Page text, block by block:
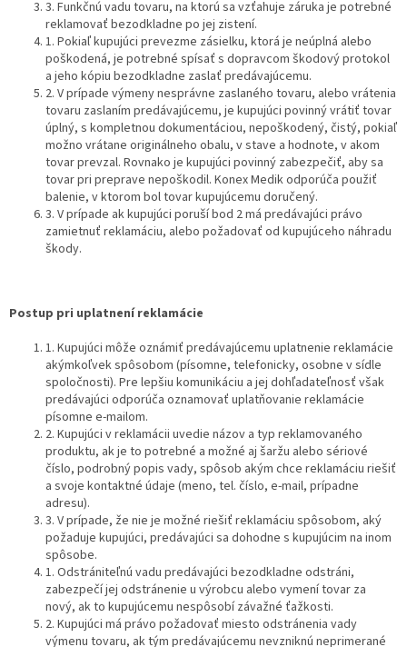
3. Funkčnú vadu tovaru, na ktorú sa vzťahuje záruka je potrebné
reklamovať bezodkladne po jej zistení.
1. Pokiaľ kupujúci prevezme zásielku, ktorá je neúplná alebo
poškodená, je potrebné spísať s dopravcom škodový protokol
a jeho kópiu bezodkladne zaslať predávajúcemu.
2. V prípade výmeny nesprávne zaslaného tovaru, alebo vrátenia
tovaru zaslaním predávajúcemu, je kupujúci povinný vrátiť tovar
úplný, s kompletnou dokumentáciou, nepoškodený, čistý, pokiaľ
možno vrátane originálneho obalu, v stave a hodnote, v akom
tovar prevzal. Rovnako je kupujúci povinný zabezpečiť, aby sa
tovar pri preprave nepoškodil. Konex Medik odporúča použiť
balenie, v ktorom bol tovar kupujúcemu doručený.
3. V prípade ak kupujúci poruší bod 2 má predávajúci právo
zamietnuť reklamáciu, alebo požadovať od kupujúceho náhradu
škody.
Postup pri uplatnení reklamácie
1. Kupujúci môže oznámiť predávajúcemu uplatnenie reklamácie
akýmkoľvek spôsobom (písomne, telefonicky, osobne v sídle
spoločnosti). Pre lepšiu komunikáciu a jej dohľadateľnosť však
predávajúci odporúča oznamovať uplatňovanie reklamácie
písomne e-mailom.
2. Kupujúci v reklamácii uvedie názov a typ reklamovaného
produktu, ak je to potrebné a možné aj šaržu alebo sériové
číslo, podrobný popis vady, spôsob akým chce reklamáciu riešiť
a svoje kontaktné údaje (meno, tel. číslo, e-mail, prípadne
adresu).
3. V prípade, že nie je možné riešiť reklamáciu spôsobom, aký
požaduje kupujúci, predávajúci sa dohodne s kupujúcim na inom
spôsobe.
1. Odstrániteľnú vadu predávajúci bezodkladne odstráni,
zabezpečí jej odstránenie u výrobcu alebo vymení tovar za
nový, ak to kupujúcemu nespôsobí závažné ťažkosti.
2. Kupujúci má právo požadovať miesto odstránenia vady
výmenu tovaru, ak tým predávajúcemu nevzniknú neprimerané